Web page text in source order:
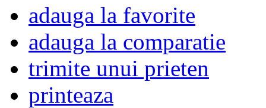
adauga la favorite
adauga la comparatie
trimite unui prieten
printeaza